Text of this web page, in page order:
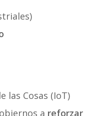
las Cosas (IoT)
a reforzar